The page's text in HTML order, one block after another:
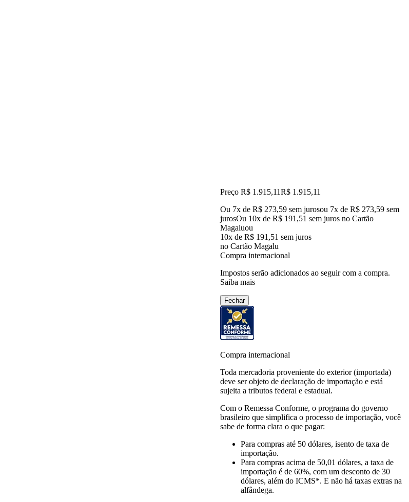
Preço R$ 1.915,11R$ 1.915,11
Ou 7x de R$ 273,59 sem jurosou 7x de R$ 273,59 sem
jurosOu 10x de R$ 191,51 sem juros no Cartão
Magaluou
10x de R$ 191,51 sem juros
no Cartão Magalu
Compra internacional
Impostos serão adicionados ao seguir com a compra.
Saiba mais
Fechar
Compra internacional
Toda mercadoria proveniente do exterior (importada)
deve ser objeto de declaração de importação e está
sujeita a tributos federal e estadual.
Com o Remessa Conforme, o programa do governo
brasileiro que simplifica o processo de importação, você
sabe de forma clara o que pagar:
Para compras até 50 dólares, isento de taxa de
importação.
Para compras acima de 50,01 dólares, a taxa de
importação é de 60%, com um desconto de 30
dólares, além do ICMS*. E não há taxas extras na
alfândega.